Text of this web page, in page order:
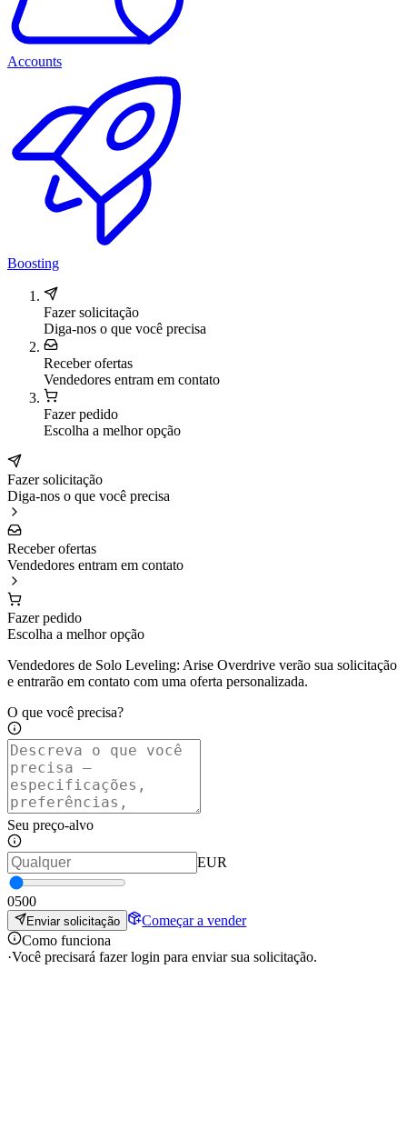
Accounts
Boosting
Fazer solicitação
Diga-nos o que você precisa
Receber ofertas
Vendedores entram em contato
Fazer pedido
Escolha a melhor opção
Fazer solicitação
Diga-nos o que você precisa
Receber ofertas
Vendedores entram em contato
Fazer pedido
Escolha a melhor opção
Vendedores de Solo Leveling: Arise Overdrive verão sua solicitação
e entrarão em contato com uma oferta personalizada.
O que você precisa?
Seu preço-alvo
EUR
0500
Enviar solicitação
Começar a vender
Como funciona
·Você precisará fazer login para enviar sua solicitação.